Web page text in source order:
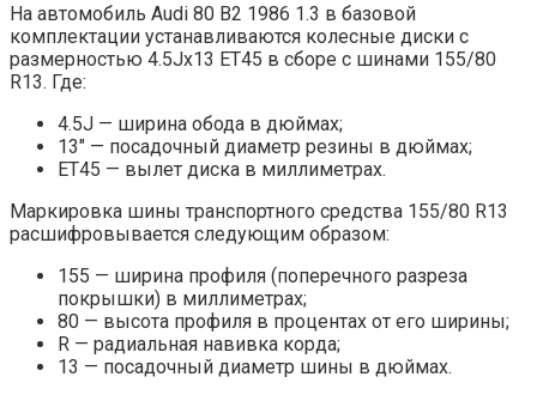
На автомобиль Audi 80 B2 1986 1.3 в базовой
комплектации устанавливаются колесные диски с
размерностью 4.5Jx13 ET45 в сборе с шинами 155/80
R13. Где:
4.5J — ширина обода в дюймах;
13″ — посадочный диаметр резины в дюймах;
ET45 — вылет диска в миллиметрах.
Маркировка шины транспортного средства 155/80 R13
расшифровывается следующим образом:
155 — ширина профиля (поперечного разреза
покрышки) в миллиметрах;
80 — высота профиля в процентах от его ширины;
R — радиальная навивка корда;
13 — посадочный диаметр шины в дюймах.